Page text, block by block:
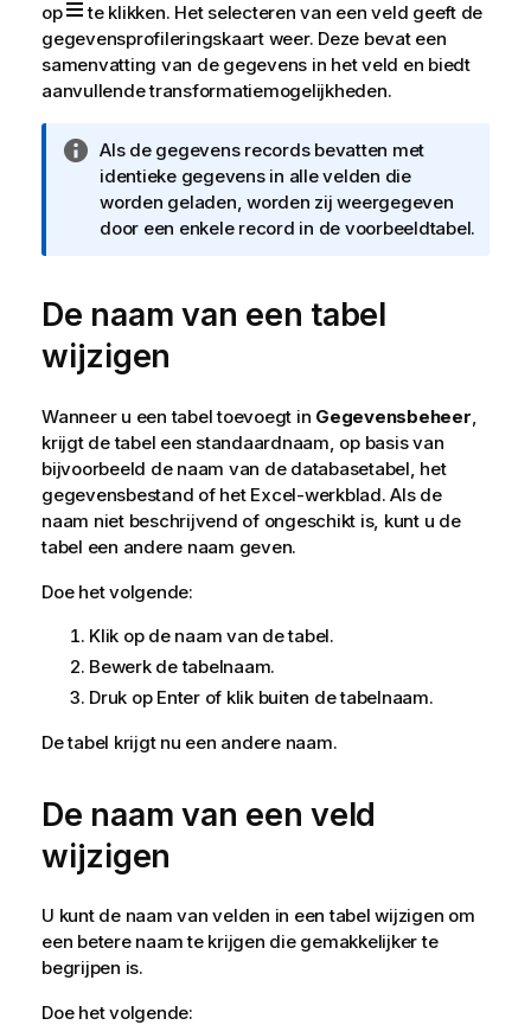
op
te klikken. Het selecteren van een veld geeft de
gegevensprofileringskaart weer. Deze bevat een
samenvatting van de gegevens in het veld en biedt
aanvullende transformatiemogelijkheden.
I
n
f
o
a
t
i
Als de gegevens records bevatten met
identieke gegevens in alle velden die
worden geladen, worden zij weergegeven
door een enkele record in de voorbeeldtabel.
De naam van een tabel
wijzigen
Wanneer u een tabel toevoegt in Gegevensbeheer
krijgt de tabel een standaardnaam, op basis van
bijvoorbeeld de naam van de databasetabel, het
gegevensbestand of het Excel-werkblad. Als de
naam niet beschrijvend of ongeschikt is, kunt u de
tabel een andere naam geven.
Doe het volgende:
Klik op de naam van de tabel.
Bewerk de tabelnaam.
Druk op Enter of klik buiten de tabelnaam.
De tabel krijgt nu een andere naam.
De naam van een veld
wijzigen
U kunt de naam van velden in een tabel wijzigen om
een betere naam te krijgen die gemakkelijker te
begrijpen is.
Doe het volgende: